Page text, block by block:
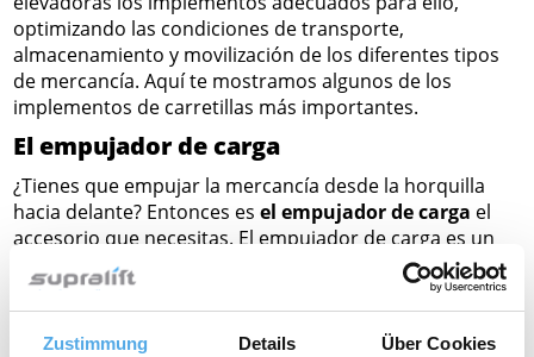
Zustimmung Details Über Cookies
optimizando las condiciones de transporte,
almacenamiento y movilización de los diferentes tipos
de mercancía. Aquí te mostramos algunos de los
implementos de carretillas más importantes.
El empujador de carga
¿Tienes que empujar la mercancía desde la horquilla
hacia delante? Entonces es el empujador de carga el
accesorio que necesitas. El empujador de carga es un
implemento en forma de placa con el que el conductor
moviliza hidráulicamente la carga hacia delante
separándola de la horquilla. Por norma general el
empujador de carga mueve la carga, principalmente